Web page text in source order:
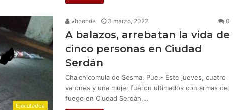
Ejecutados
vhconde 3 marzo, 2022 0
A balazos, arrebatan la vida de
cinco personas en Ciudad
Serdán
Chalchicomula de Sesma, Pue.- Este jueves, cuatro
varones y una mujer fueron ultimados con armas de
fuego en Ciudad Serdán,…